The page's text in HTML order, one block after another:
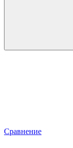
Сравнение